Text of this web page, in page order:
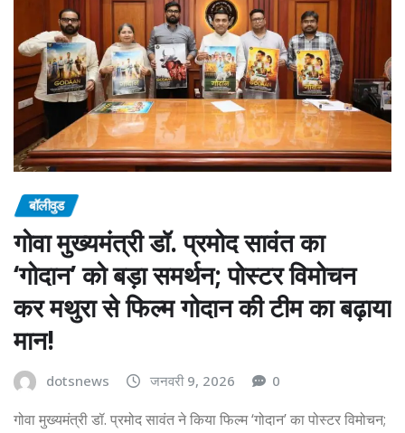
बॉलीवुड
गोवा मुख्यमंत्री डॉ. प्रमोद सावंत का
‘गोदान’ को बड़ा समर्थन; पोस्टर विमोचन
कर मथुरा से फिल्म गोदान की टीम का बढ़ाया
मान!
dotsnews जनवरी 9, 2026 0
गोवा मुख्यमंत्री डॉ. प्रमोद सावंत ने किया फिल्म ‘गोदान’ का पोस्टर विमोचन;